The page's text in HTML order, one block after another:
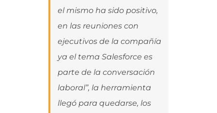
el mismo ha sido positivo,
en las reuniones con
ejecutivos de la compañía
ya el tema Salesforce es
parte de la conversación
laboral”, la herramienta
llegó para quedarse, los